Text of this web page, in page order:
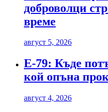
доброволци
време
август 5, 2026
Е-79: Къде
кой опъна
август 4, 2026